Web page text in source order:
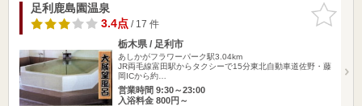
お気に入
りに追加
足利鹿島園温泉
3.4点/ 17 件
栃木県 / 足利市
あしかがフラワーパーク駅3.04km
JR両毛線富田駅からタクシーで15分東北自動車道佐野・藤
岡ICから約…
営業時間 9:30～23:00
入浴料金 800円～